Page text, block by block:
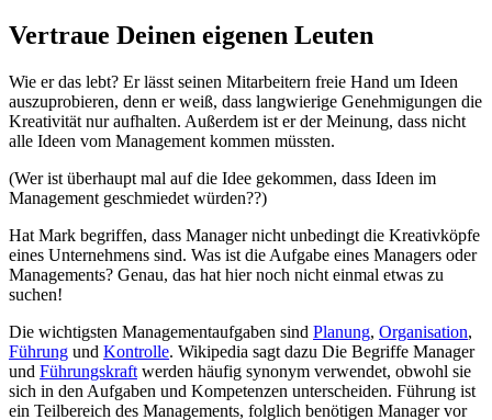
Vertraue Deinen eigenen Leuten
Wie er das lebt? Er lässt seinen Mitarbeitern freie Hand um Ideen
auszuprobieren, denn er weiß, dass langwierige Genehmigungen die
Kreativität nur aufhalten. Außerdem ist er der Meinung, dass nicht
alle Ideen vom Management kommen müssten.
(Wer ist überhaupt mal auf die Idee gekommen, dass Ideen im
Management geschmiedet würden??)
Hat Mark begriffen, dass Manager nicht unbedingt die Kreativköpfe
eines Unternehmens sind. Was ist die Aufgabe eines Managers oder
Managements? Genau, das hat hier noch nicht einmal etwas zu
suchen!
Die wichtigsten Managementaufgaben sind Planung, Organisation,
Führung und Kontrolle. Wikipedia sagt dazu Die Begriffe Manager
und Führungskraft werden häufig synonym verwendet, obwohl sie
sich in den Aufgaben und Kompetenzen unterscheiden. Führung ist
ein Teilbereich des Managements, folglich benötigen Manager vor